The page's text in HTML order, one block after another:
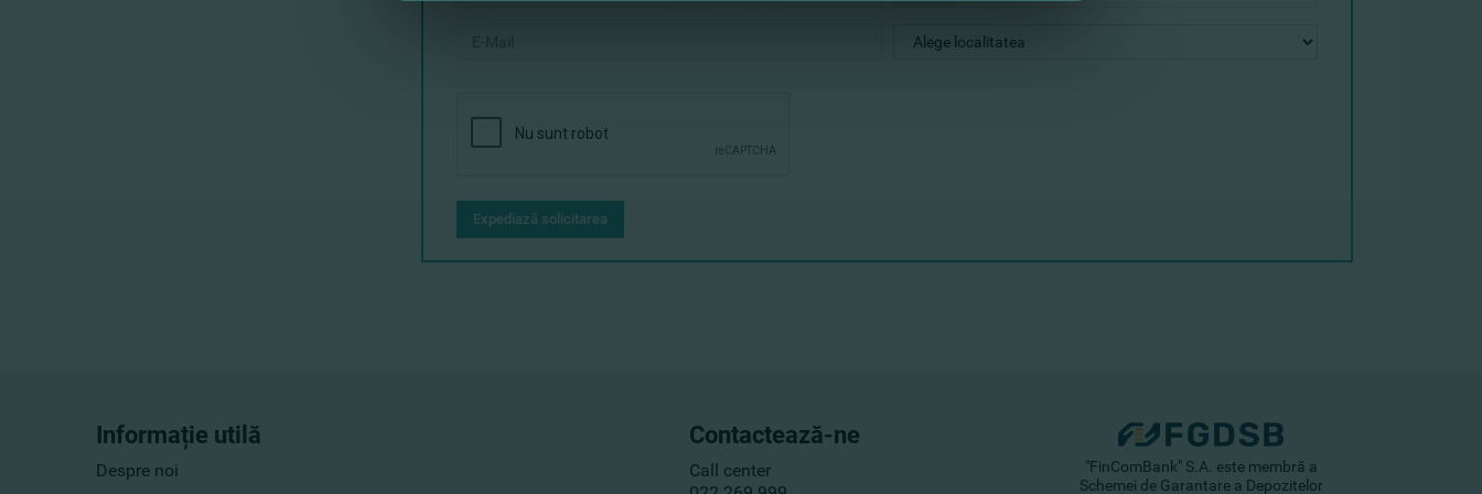
Expediază solicitarea
Informație utilă
Despre noi
Contactează-ne
Call center
"FinComBank" S.A. este membră a
Schemei de Garantare a Depozitelor